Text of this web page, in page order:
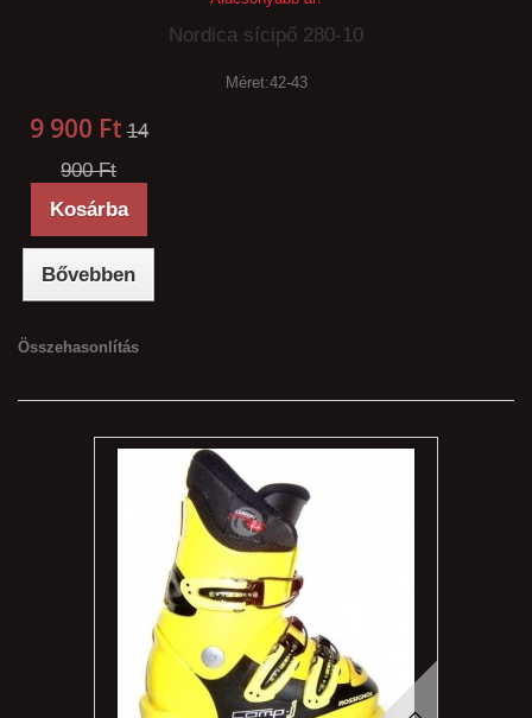
Nordica sícipő 280-10
Méret:42-43
9 900 Ft‎ 14
900 Ft‎
Kosárba
Bővebben
Összehasonlítás